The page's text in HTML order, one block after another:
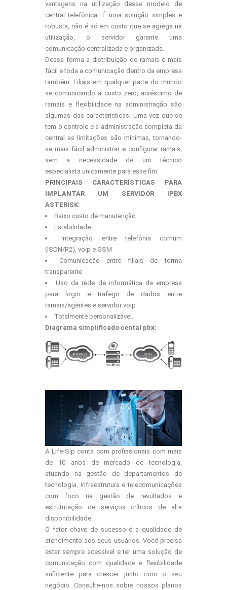
vantagens na utilização desse modelo de
central telefônica. É uma solução simples e
robusta, não é só em custo que se agrega na
utilização, o servidor garante uma
comunicação centralizada e organizada.
Dessa forma a distribuição de ramais é mais
fácil e toda a comunicação dentro da empresa
também. Filiais em qualquer parte do mundo
se comunicando a custo zero, acréscimo de
ramais e flexibilidade na administração são
algumas das características. Uma vez que se
tem o controle e a administração completa da
central as limitações são mínimas, tornando-
se mais fácil administrar e configurar ramais,
sem a necessidade de um técnico
especialista unicamente para esse fim.
PRINCIPAIS CARACTERÍSTICAS PARA
IMPLANTAR UM SERVIDOR IPBX
ASTERISK:
Baixo custo de manutenção
Estabilidade
Integração entre telefônia comum
(ISDN/R2), voip e GSM
Comunicação entre filiais de forma
transparente
Uso da rede de informática da empresa
para login e trafego de dados entre
ramais/agentes e servidor voip
Totalmente personalizável.
Diagrama simplificado cental pbx:
A Life-Sip conta com profissionais com mais
de 10 anos de mercado de tecnologia,
atuando na gestão de departamentos de
tecnologia, infraestrutura e telecomunicações
com foco na gestão de resultados e
estruturação de serviços críticos de alta
disponibilidade.
O fator chave de sucesso é a qualidade de
atendimento aos seus usuários. Você precisa
estar sempre acessível e ter uma solução de
comunicação com qualidade e flexibilidade
suficiente para crescer junto com o seu
negócio. Consulte-nos sobre nossos planos